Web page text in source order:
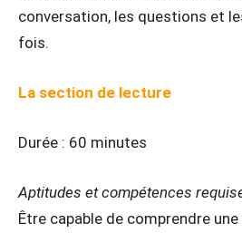
conversation, les questions et
fois.
La section de lecture
Durée : 60 minutes
Aptitudes et compétences
Être capable de comprendre